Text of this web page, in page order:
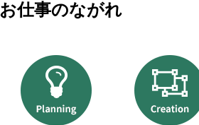
お仕事のながれ